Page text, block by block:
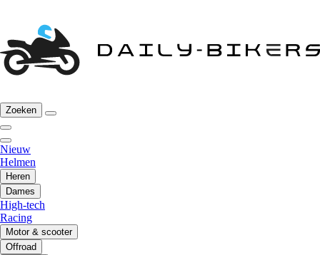
Zoeken
Nieuw
Helmen
Heren
Dames
High-tech
Racing
Motor & scooter
Offroad